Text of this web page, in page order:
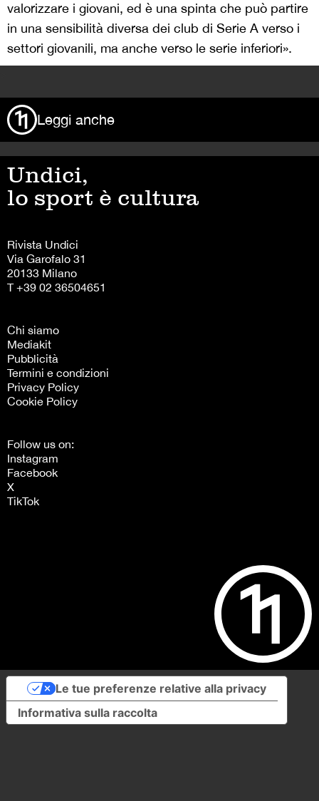
valorizzare i giovani, ed è una spinta che può partire
in una sensibilità diversa dei club di Serie A verso i
settori giovanili, ma anche verso le serie inferiori».
Leggi anche
Undici,
lo sport è cultura
Rivista Undici
Via Garofalo 31
20133 Milano
T +39 02 36504651
Chi siamo
Mediakit
Pubblicità
Termini e condizioni
Privacy Policy
Cookie Policy
Follow us on:
Instagram
Facebook
X
TikTok
Informativa sulla raccolta
Le tue preferenze relative alla privacy